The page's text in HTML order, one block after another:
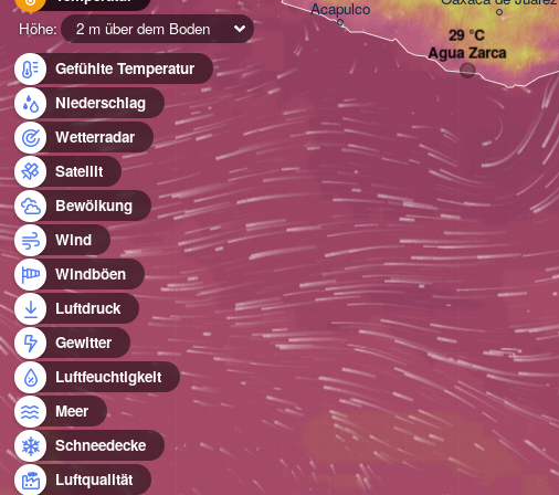
Höhe:
2 m über dem Boden
Gefühlte Temperatur
Niederschlag
Wetterradar
Satellit
Bewölkung
Wind
Windböen
Luftdruck
Gewitter
Luftfeuchtigkeit
Meer
Schneedecke
Luftqualität
Acapulco
Agua Zarca